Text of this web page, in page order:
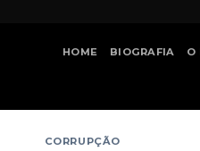
HOME BIOGRAFIA O
CORRUPÇÃO